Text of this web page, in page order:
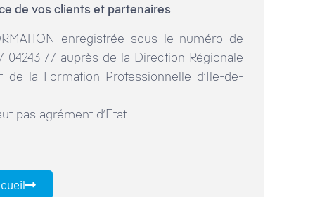
de vos clients et partenaires
enregistrée sous le numéro de
04243 77 auprès de la Direction Régionale
de la Formation Professionnelle d’Ile-de-
pas agrément d’Etat.